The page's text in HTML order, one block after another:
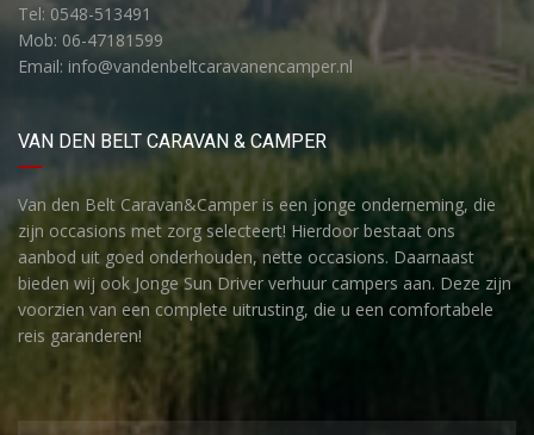
Tel: 0548-513491
Mob: 06-47181599
Email: info@vandenbeltcaravanencamper.nl
VAN DEN BELT CARAVAN & CAMPER
Van den Belt Caravan&Camper is een jonge onderneming, die
zijn occasions met zorg selecteert! Hierdoor bestaat ons
aanbod uit goed onderhouden, nette occasions. Daarnaast
bieden wij ook Jonge Sun Driver verhuur campers aan. Deze zijn
voorzien van een complete uitrusting, die u een comfortabele
reis garanderen!